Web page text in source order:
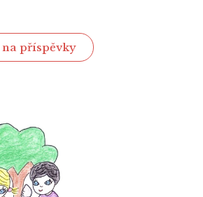
na příspěvky